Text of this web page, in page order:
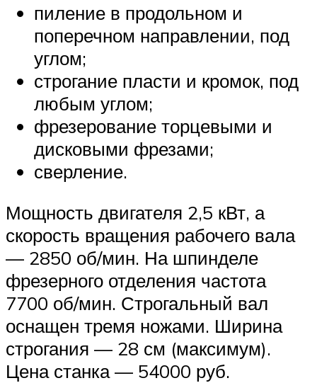
пиление в продольном и
поперечном направлении, под
углом;
строгание пласти и кромок, под
любым углом;
фрезерование торцевыми и
дисковыми фрезами;
сверление.
Мощность двигателя 2,5 кВт, а
скорость вращения рабочего вала
— 2850 об/мин. На шпинделе
фрезерного отделения частота
7700 об/мин. Строгальный вал
оснащен тремя ножами. Ширина
строгания — 28 см (максимум).
Цена станка — 54000 руб.